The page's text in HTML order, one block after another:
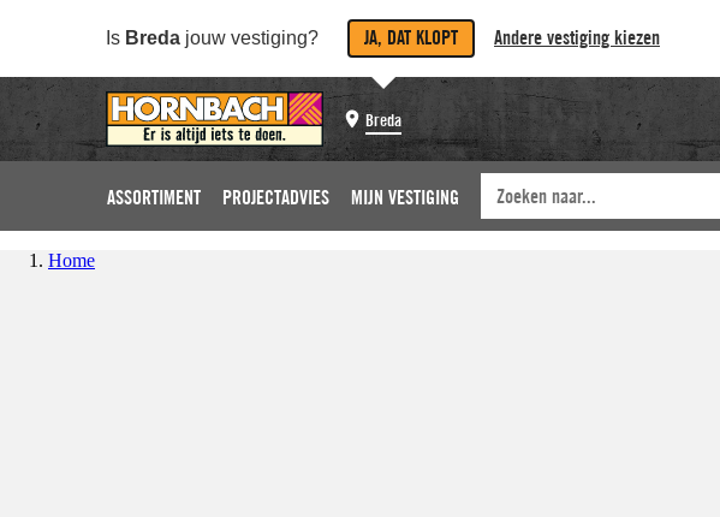
Is Breda jouw vestiging? JA, DAT KLOPT Andere vestiging kiezen
Breda
ASSORTIMENT PROJECTADVIES MIJN VESTIGING
Home